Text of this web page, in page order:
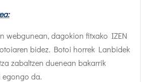
webgunean, dagokion fitxako IZEN
bidez. Botoi horrek Lanbidek
zabaltzen duenean bakarrik
da.